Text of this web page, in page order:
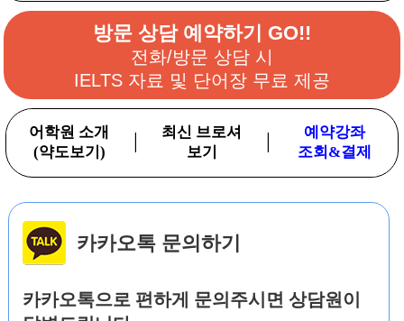
방문 상담 예약하기 GO!!
전화/방문 상담 시
IELTS 자료 및 단어장 무료 제공
어학원 소개
(약도보기)
최신 브로셔
보기
예약강좌
조회&결제
카카오톡 문의하기
카카오톡으로 편하게 문의주시면 상담원이